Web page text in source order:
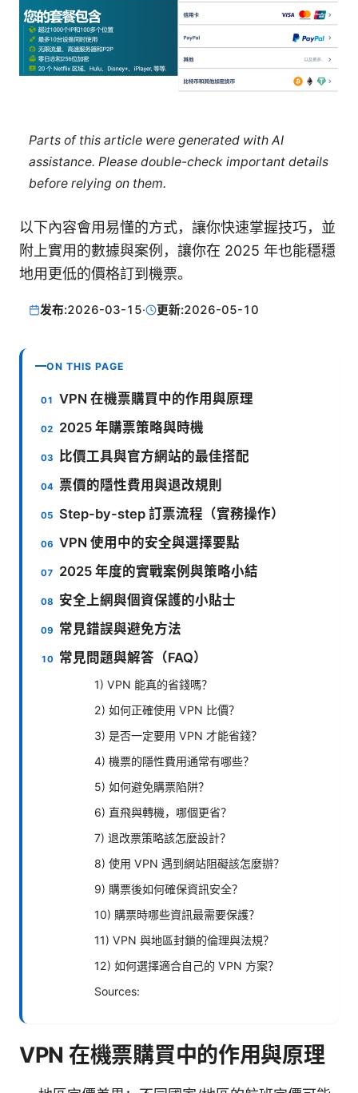
Parts of this article were generated with AI
assistance. Please double-check important details
before relying on them.
以下內容會用易懂的方式，讓你快速掌握技巧，並
附上實用的數據與案例，讓你在 2025 年也能穩穩
地用更低的價格訂到機票。
发布:2026-03-15· 更新:2026-05-10
ON THIS PAGE
VPN 在機票購買中的作用與原理
2025 年購票策略與時機
比價工具與官方網站的最佳搭配
票價的隱性費用與退改規則
Step-by-step 訂票流程（實務操作）
VPN 使用中的安全與選擇要點
2025 年度的實戰案例與策略小結
安全上網與個資保護的小貼士
常見錯誤與避免方法
常見問題與解答（FAQ）
1) VPN 能真的省錢嗎？
2) 如何正確使用 VPN 比價？
3) 是否一定要用 VPN 才能省錢？
4) 機票的隱性費用通常有哪些？
5) 如何避免購票陷阱？
6) 直飛與轉機，哪個更省？
7) 退改票策略該怎麼設計？
8) 使用 VPN 遇到網站阻礙該怎麼辦？
9) 購票後如何確保資訊安全？
10) 購票時哪些資訊最需要保護？
11) VPN 與地區封鎖的倫理與法規？
12) 如何選擇適合自己的 VPN 方案？
Sources:
VPN 在機票購買中的作用與原理